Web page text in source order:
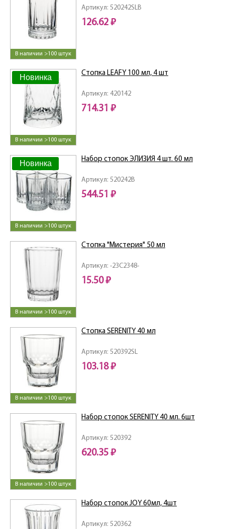
В наличии >100 штук
Артикул: 520242SLB
126.62 ₽
Новинка
В наличии >100 штук
Артикул: 420142
Стопка LEAFY 100 мл, 4 шт
714.31 ₽
Новинка
В наличии >100 штук
Артикул: 520242B
Набор стопок ЭЛИЗИЯ 4 шт. 60 мл
544.51 ₽
В наличии >100 штук
Артикул: -23C2348-
Стопка "Мистерия" 50 мл
15.50 ₽
В наличии >100 штук
Артикул: 520392SL
Стопка SERENITY 40 мл
103.18 ₽
В наличии >100 штук
Артикул: 520392
Набор стопок SERENITY 40 мл. 6шт
620.35 ₽
Артикул: 520362
Набор стопок JOY 60мл, 4шт